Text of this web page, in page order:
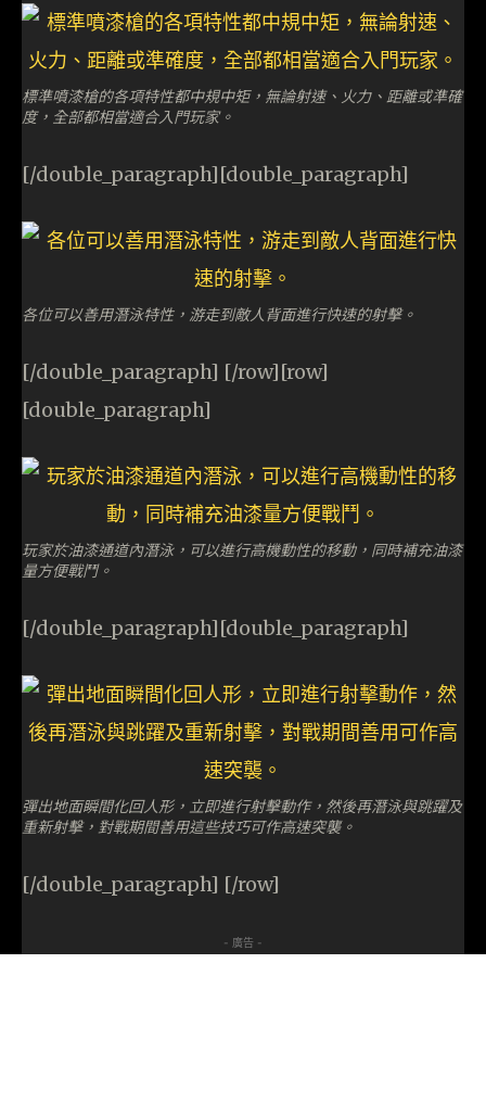
標準噴漆槍的各項特性都中規中矩，無論射速、火力、距離或準確
度，全部都相當適合入門玩家。
[/double_paragraph][double_paragraph]
各位可以善用潛泳特性，游走到敵人背面進行快速的射擊。
[/double_paragraph] [/row][row]
[double_paragraph]
玩家於油漆通道內潛泳，可以進行高機動性的移動，同時補充油漆
量方便戰鬥。
[/double_paragraph][double_paragraph]
彈出地面瞬間化回人形，立即進行射擊動作，然後再潛泳與跳躍及
重新射擊，對戰期間善用這些技巧可作高速突襲。
[/double_paragraph] [/row]
- 廣告 -